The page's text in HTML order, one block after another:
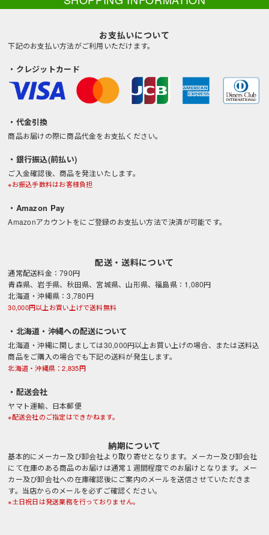
お支払いについて
下記のお支払い方法がご利用いただけます。
・クレジットカード
・代金引換
商品お届けの際に商品代金をお支払ください。
・銀行振込(前払い)
ご入金確認後、商品を発注いたします。
※お振込手数料はお客様負担
・Amazon Pay
Amazonアカウントをにご登録のお支払い方法で決済が可能です。
配送・送料について
通常配送料金：790円
青森県、岩手県、秋田県、宮城県、山形県、福島県：1,080円
北海道・沖縄県：3,780円
30,000円以上お買い上げで送料無料
・北海道・沖縄への配送について
北海道・沖縄に関しましては30,000円以上お買い上げの場合、または送料込
商品をご購入の場合でも下記の送料が発生します。
北海道・沖縄県：2,835円
・配送会社
ヤマト運輸、日本郵便
※配送会社のご指定はできかねます。
納期について
基本的にメーカー及び卸会社より取り寄せとなります。メーカー及び卸会社
にて在庫のある商品のお届けは通常１週間程度でのお届けとなります。メー
カー及び卸会社への在庫確認後にご案内のメールを送信させていただきま
す。当店からのメールを必ずご確認ください。
※土日祝日は発送業務を行っておりません。